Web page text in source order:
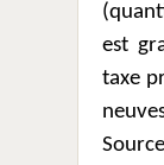
est
taxe